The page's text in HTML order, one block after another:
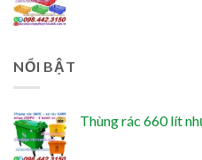
NỔI BẬT
Thùng rác 660 lít